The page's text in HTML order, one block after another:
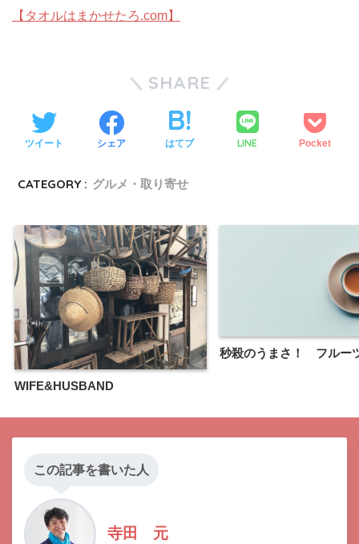
【タオルはまかせたろ.com】
SHARE
ツイート シェア はてブ LINE Pocket
CATEGORY : グルメ・取り寄せ
WIFE&HUSBAND
秒殺のうまさ！ フルー
この記事を書いた人
寺田 元